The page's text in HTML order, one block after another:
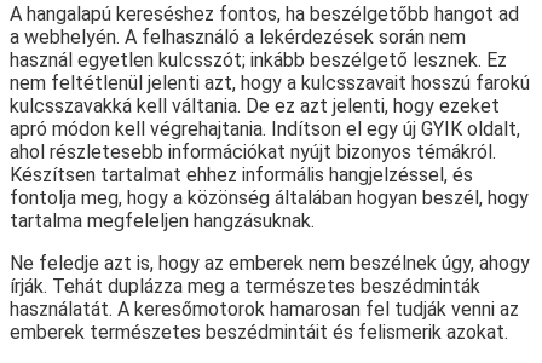
A hangalapú kereséshez fontos, ha beszélgetőbb hangot ad
a webhelyén. A felhasználó a lekérdezések során nem
használ egyetlen kulcsszót; inkább beszélgető lesznek. Ez
nem feltétlenül jelenti azt, hogy a kulcsszavait hosszú farokú
kulcsszavakká kell váltania. De ez azt jelenti, hogy ezeket
apró módon kell végrehajtania. Indítson el egy új GYIK oldalt,
ahol részletesebb információkat nyújt bizonyos témákról.
Készítsen tartalmat ehhez informális hangjelzéssel, és
fontolja meg, hogy a közönség általában hogyan beszél, hogy
tartalma megfeleljen hangzásuknak.
Ne feledje azt is, hogy az emberek nem beszélnek úgy, ahogy
írják. Tehát duplázza meg a természetes beszédminták
használatát. A keresőmotorok hamarosan fel tudják venni az
emberek természetes beszédmintáit és felismerik azokat.